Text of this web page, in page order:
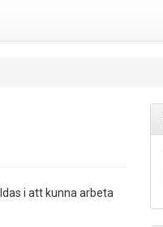
i att kunna arbeta